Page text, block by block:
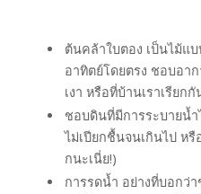
ต้นคล้าใบตอง เป็นไม้แ
อาทิตย์โดยตรง ชอบอา
เงา หรือที่บ้านเราเรียก
ชอบดินที่มีการระบายน้
ไม่เปียกชื้นจนเกินไป หรื
กนะเนี่ย!)
การรดน้ำ อย่างที่บอกว่